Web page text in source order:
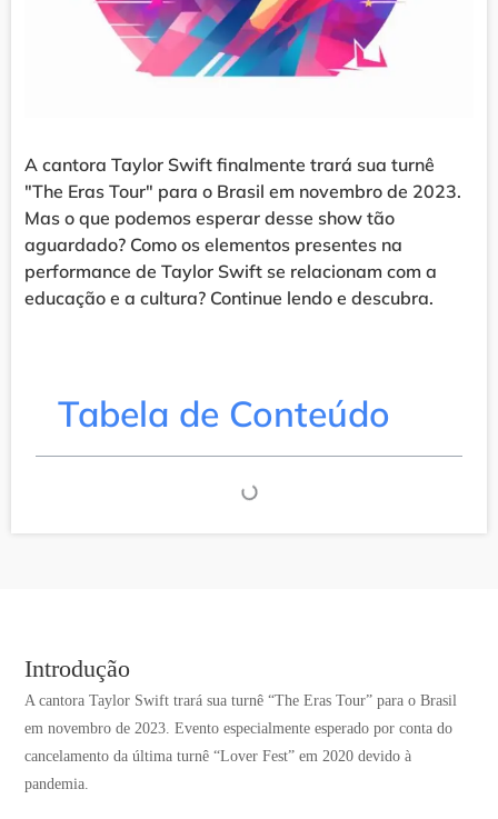
A cantora Taylor Swift finalmente trará sua turnê
"The Eras Tour" para o Brasil em novembro de 2023.
Mas o que podemos esperar desse show tão
aguardado? Como os elementos presentes na
performance de Taylor Swift se relacionam com a
educação e a cultura? Continue lendo e descubra.
Tabela de Conteúdo
Introdução
A cantora Taylor Swift trará sua turnê “The Eras Tour” para o Brasil
em novembro de 2023. Evento especialmente esperado por conta do
cancelamento da última turnê “Lover Fest” em 2020 devido à
pandemia.